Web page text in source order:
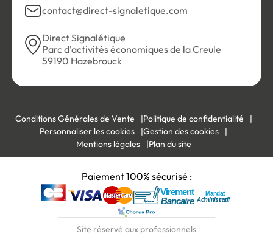
contact@direct-signaletique.com
Direct Signalétique
Parc d'activités économiques de la Creule
59190 Hazebrouck
Conditions Générales de Vente
Politique de confidentialité
Personnaliser les cookies
Gestion des cookies
Mentions légales
Plan du site
Paiement 100% sécurisé :
Site réservé aux professionnels